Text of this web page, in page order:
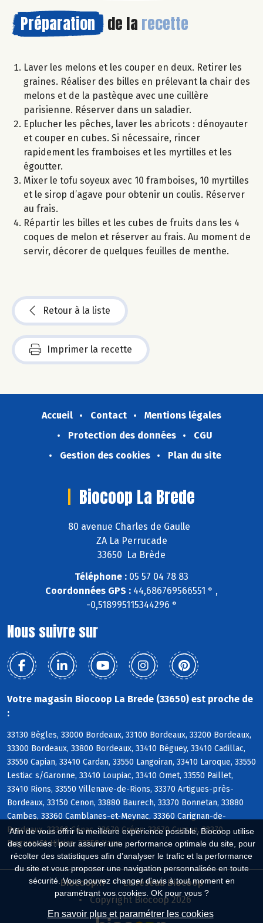
Afin de vous offrir la meilleure expérience possible, Biocoop utilise
des cookies : pour assurer une performance optimale du site, pour
récolter des statistiques afin d'analyser le trafic et la performance
du site et vous proposer une navigation personnalisée en toute
sécurité. Vous pouvez changer d'avis à tout moment en
paramétrant vos cookies. OK pour vous ?
En savoir plus et paramétrer les cookies
Préparation de la recette
Laver les melons et les couper en deux. Retirer les
graines. Réaliser des billes en prélevant la chair des
melons et de la pastèque avec une cuillère
parisienne. Réserver dans un saladier.
Eplucher les pêches, laver les abricots : dénoyauter
et couper en cubes. Si nécessaire, rincer
rapidement les framboises et les myrtilles et les
égoutter.
Mixer le tofu soyeux avec 10 framboises, 10 myrtilles
et le sirop d’agave pour obtenir un coulis. Réserver
au frais.
Répartir les billes et les cubes de fruits dans les 4
coques de melon et réserver au frais. Au moment de
servir, décorer de quelques feuilles de menthe.
Retour à la liste
Imprimer la recette
Accueil Contact
Mentions légales
Protection des données
CGU
Gestion des cookies
Plan du site
Biocoop La Brede
80 avenue Charles de Gaulle
ZA La Perrucade
33650 La Brède
Téléphone : 05 57 04 78 83
Coordonnées GPS : 44,686769566551 ° ,
-0,518995115344296 °
Nous suivre sur
Votre magasin Biocoop La Brede (33650) est proche de
:
33130 Bègles, 33000 Bordeaux, 33100 Bordeaux, 33200 Bordeaux,
33300 Bordeaux, 33800 Bordeaux, 33410 Béguey, 33410 Cadillac,
33550 Capian, 33410 Cardan, 33550 Langoiran, 33410 Laroque, 33550
Lestiac s/Garonne, 33410 Loupiac, 33410 Omet, 33550 Paillet,
33410 Rions, 33550 Villenave-de-Rions, 33370 Artigues-près-
Bordeaux, 33150 Cenon, 33880 Baurech, 33370 Bonnetan, 33880
Cambes, 33360 Camblanes-et-Meynac, 33360 Carignan-de-
Bordeaux, 33360 Cénac, 33670 Créon, 33670 Cursan, 33370
Fargues-St-Hilaire, 33550 Haux
Biocoop.fr
Le réseau Biocoop
Copyright Biocoop 2026